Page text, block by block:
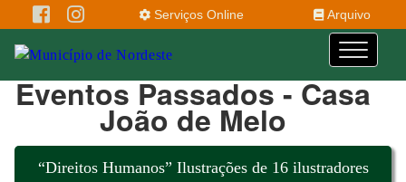
Serviços Online Arquivo
Eventos Passados - Casa
João de Melo
“Direitos Humanos” Ilustrações de 16 ilustradores